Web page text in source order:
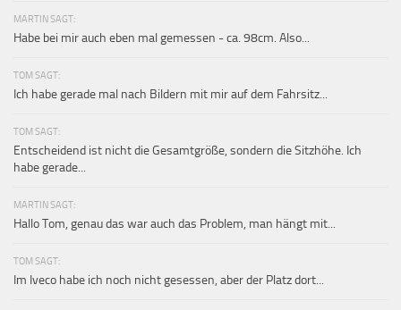
MARTIN SAGT:
Habe bei mir auch eben mal gemessen - ca. 98cm. Also...
TOM SAGT:
Ich habe gerade mal nach Bildern mit mir auf dem Fahrsitz...
TOM SAGT:
Entscheidend ist nicht die Gesamtgröße, sondern die Sitzhöhe. Ich
habe gerade...
MARTIN SAGT:
Hallo Tom, genau das war auch das Problem, man hängt mit...
TOM SAGT:
Im Iveco habe ich noch nicht gesessen, aber der Platz dort...